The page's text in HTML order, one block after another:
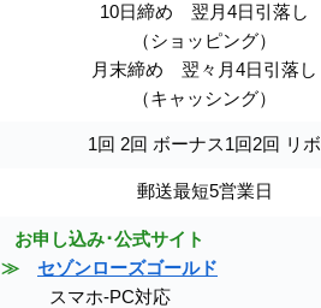
10日締め 翌月4日引落し
（ショッピング）
月末締め 翌々月4日引落し
（キャッシング）
1回 2回 ボーナス1回2回 リボ
郵送最短5営業日
お申し込み･公式サイト
≫
セゾンローズゴールド
スマホ-PC対応